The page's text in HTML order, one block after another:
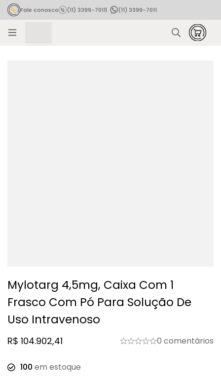
Fale conosco (11) 3399-7011|
(11) 3399-7011
Mylotarg 4,5mg, Caixa Com 1
Frasco Com Pó Para Solução De
Uso Intravenoso
R$ 104.902,41 0 comentários
100 em estoque